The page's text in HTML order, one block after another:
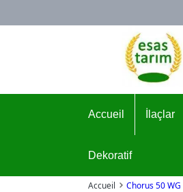
Logo
Accueil İlaçlar
Dekoratif
Accueil Chorus 50 WG